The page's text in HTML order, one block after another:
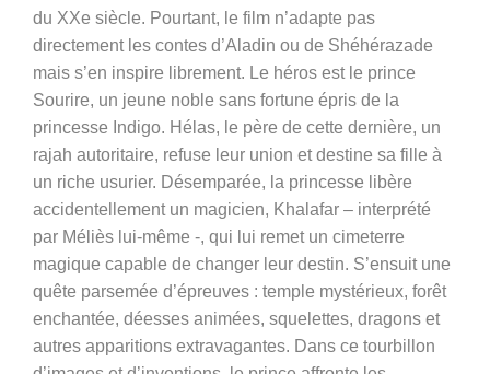
du XXe siècle. Pourtant, le film n’adapte pas
directement les contes d’Aladin ou de Shéhérazade
mais s’en inspire librement. Le héros est le prince
Sourire, un jeune noble sans fortune épris de la
princesse Indigo. Hélas, le père de cette dernière, un
rajah autoritaire, refuse leur union et destine sa fille à
un riche usurier. Désemparée, la princesse libère
accidentellement un magicien, Khalafar – interprété
par Méliès lui-même -, qui lui remet un cimeterre
magique capable de changer leur destin. S’ensuit une
quête parsemée d’épreuves : temple mystérieux, forêt
enchantée, déesses animées, squelettes, dragons et
autres apparitions extravagantes. Dans ce tourbillon